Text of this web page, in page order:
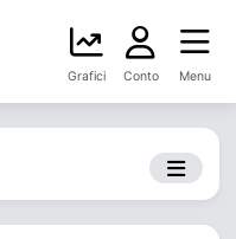
Grafici Conto Menu